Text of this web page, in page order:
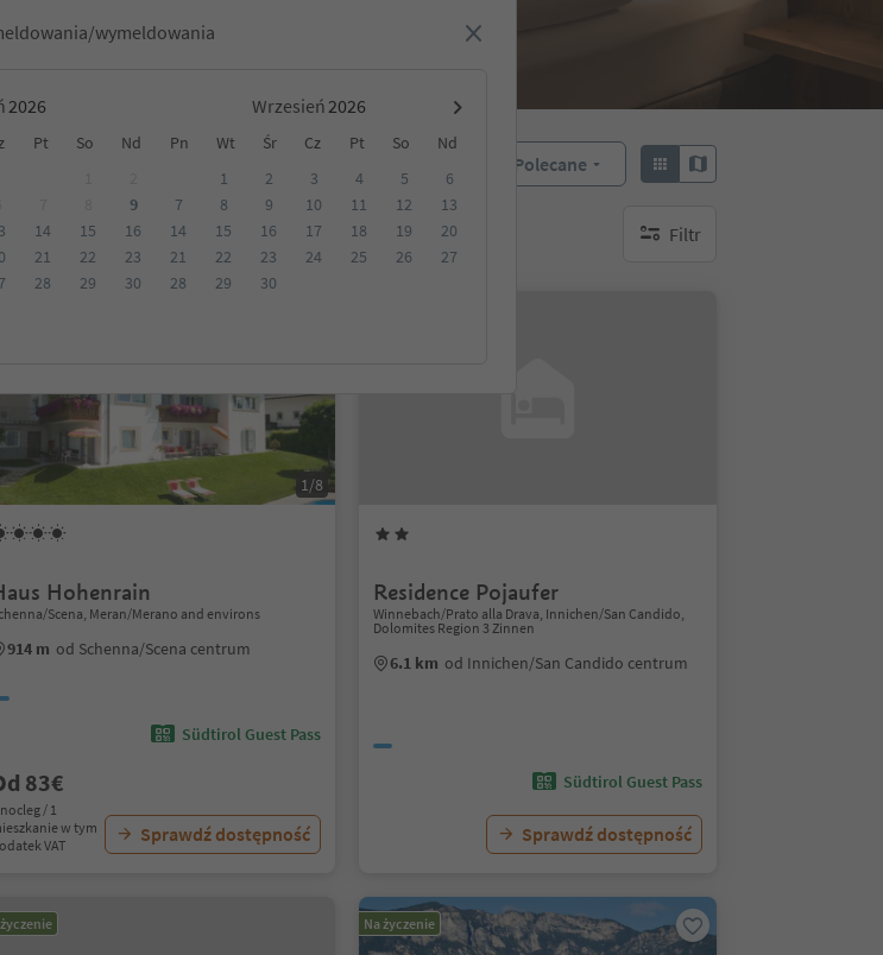
wymeldowania
Wrzesień
Pt So Nd Pn Wt Śr Cz Pt So
Nd
9
14 15
16
21 22
23
28 29
30
1 2 3 4 5
6
7
8 9 10 11 12
13
14
15 16 17 18 19
20
21
22 23 24 25 26
27
28
29 30
Polecane
wyżywienia Ekologiczne zakwaterowanie Filtr
brak aktywnych filtrów
1/8
Hohenrain
Scena, Meran/Merano and environs
914 m od Schenna/Scena centrum
Südtirol Guest Pass
83€
/ 1
w tym
VAT
Sprawdź dostępność
Residence Pojaufer
Winnebach/Prato alla Drava, Innichen/San Candido,
Dolomites Region 3 Zinnen
6.1 km od Innichen/San Candido centrum
Südtirol Guest Pass
Sprawdź dostępność
Na życzenie